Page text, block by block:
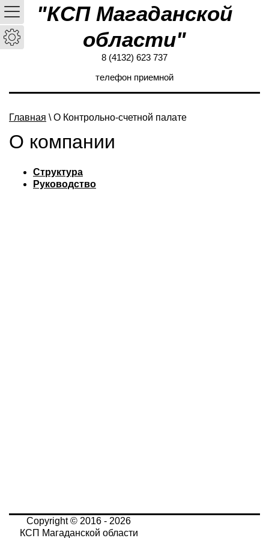
"КСП Магаданской
области"
8 (4132) 623 737
телефон приемной
Главная \ О Контрольно-счетной палате
О компании
Структура
Руководство
Copyright © 2016 - 2026
КСП Магаданской области